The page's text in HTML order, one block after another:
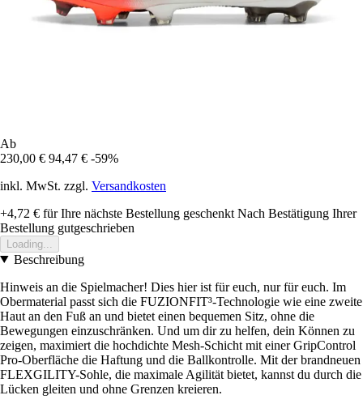
Ab
230,00 € 94,47 € -59%
inkl. MwSt. zzgl. Versandkosten
+4,72 € für Ihre nächste Bestellung geschenkt Nach Bestätigung Ihrer
Bestellung gutgeschrieben
Loading...
Beschreibung
Hinweis an die Spielmacher! Dies hier ist für euch, nur für euch. Im
Obermaterial passt sich die FUZIONFIT³-Technologie wie eine zweite
Haut an den Fuß an und bietet einen bequemen Sitz, ohne die
Bewegungen einzuschränken. Und um dir zu helfen, dein Können zu
zeigen, maximiert die hochdichte Mesh-Schicht mit einer GripControl
Pro-Oberfläche die Haftung und die Ballkontrolle. Mit der brandneuen
FLEXGILITY-Sohle, die maximale Agilität bietet, kannst du durch die
Lücken gleiten und ohne Grenzen kreieren.